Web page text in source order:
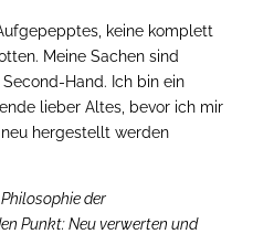
keine komplett
Meine Sachen sind
Hand. Ich bin ein
lieber Altes, bevor ich mir
hergestellt werden
der
Punkt: Neu verwerten und